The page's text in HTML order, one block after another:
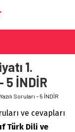
1.
5 İNDİR
Soruları – 5 İNDİR
ve cevapları
Türk Dili ve